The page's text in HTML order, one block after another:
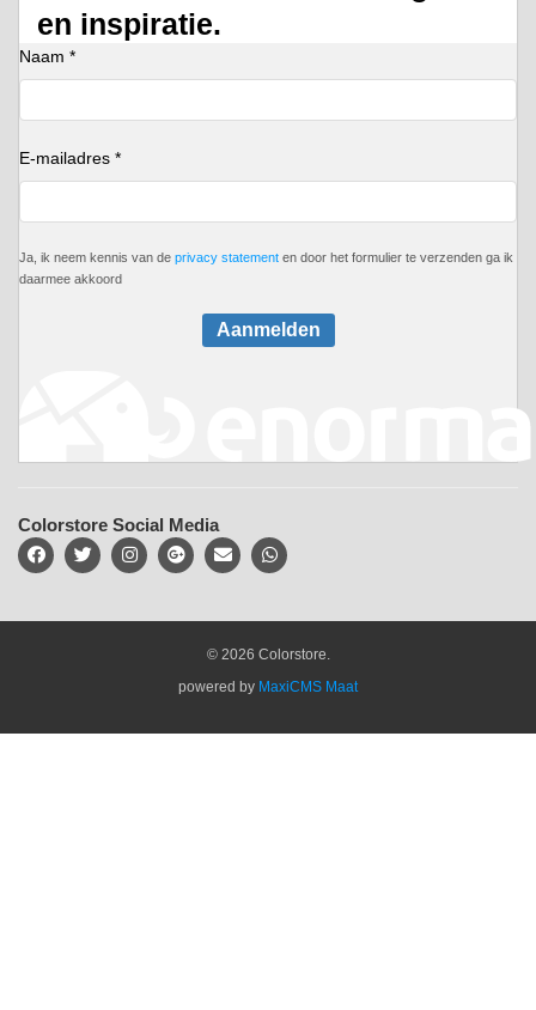
en inspiratie.
Naam *
E-mailadres *
Ja, ik neem kennis van de privacy statement en door het formulier te verzenden ga ik
daarmee akkoord
Aanmelden
Colorstore Social Media
© 2026 Colorstore.
powered by MaxiCMS Maat